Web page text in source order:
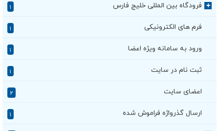
+ فرودگاه بین المللی خلیج فارس
فرم های الکترونیکی
ورود به سامانه ویژه اعضا
ثبت نام در سایت
اعضای سایت ۲
ارسال گذرواژه فراموش شده